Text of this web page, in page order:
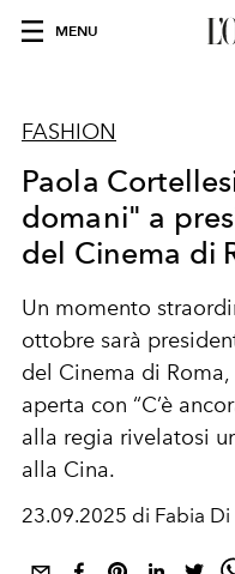
MENU
FASHION
Paola
domani" a
del Cinema di
Un momento
ottobre sarà
del Cinema di
aperta con “C’è
alla regia rivelatosi
alla Cina.
23.09.2025 di Fabia